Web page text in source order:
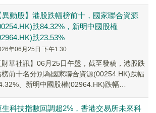
異動股】港股跌幅榜前十，國家聯合資源
跌84.32%，新明中國股權
跌23.53%
年06月25日 下午1:30
財華社訊】06月25日午盤，截至發稿，港股跌
榜前十名分別為國家聯合資源(00254.HK)跌幅
、新明中國股權(02964.HK)跌幅
生科技指數回調超2%，香港交易所未來科